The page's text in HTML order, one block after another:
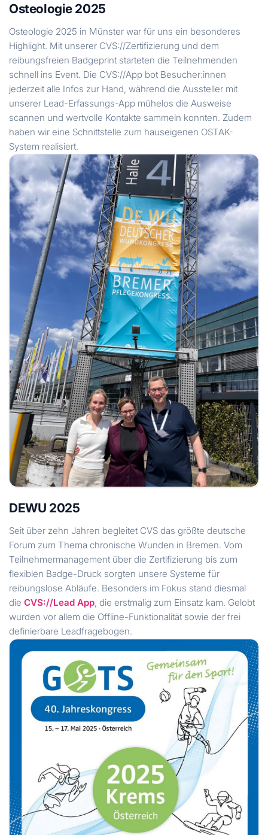
Osteologie 2025
Osteologie 2025 in Münster war für uns ein besonderes
Highlight. Mit unserer CVS://Zertifizierung und dem
reibungsfreien Badgeprint starteten die Teilnehmenden
schnell ins Event. Die CVS://App bot Besucher:innen
jederzeit alle Infos zur Hand, während die Aussteller mit
unserer Lead-Erfassungs-App mühelos die Ausweise
scannen und wertvolle Kontakte sammeln konnten. Zudem
haben wir eine Schnittstelle zum hauseigenen OSTAK-
System realisiert.
DEWU 2025
Seit über zehn Jahren begleitet CVS das größte deutsche
Forum zum Thema chronische Wunden in Bremen. Vom
Teilnehmermanagement über die Zertifizierung bis zum
flexiblen Badge-Druck sorgten unsere Systeme für
reibungslose Abläufe. Besonders im Fokus stand diesmal
die CVS://Lead App, die erstmalig zum Einsatz kam. Gelobt
wurden vor allem die Offline-Funktionalität sowie der frei
definierbare Leadfragebogen.